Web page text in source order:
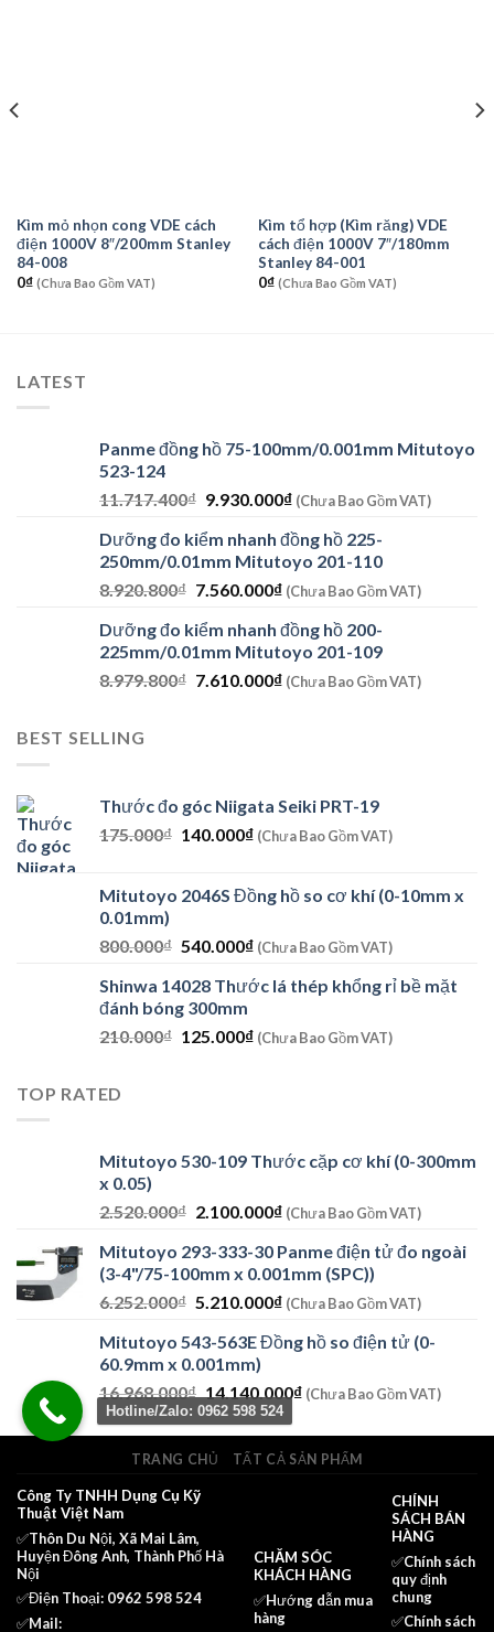
Kìm mỏ nhọn cong VDE cách
điện 1000V 8″/200mm Stanley
84-008
0₫ (Chưa Bao Gồm VAT)
Kìm tổ hợp (Kìm răng) VDE
cách điện 1000V 7″/180mm
Stanley 84-001
0₫ (Chưa Bao Gồm VAT)
LATEST
Panme đồng hồ 75-100mm/0.001mm Mitutoyo
523-124
11.717.400₫ Giá
là:
11.717.400₫.
9.930.000₫Giá
tại
là:
9.930.000₫.
(Chưa Bao Gồm VAT)
Dưỡng đo kiểm nhanh đồng hồ 225-
250mm/0.01mm Mitutoyo 201-110
8.920.800₫ Giá
là:
8.920.800₫.
7.560.000₫Giá
tại
là:
7.560.000₫.
(Chưa Bao Gồm VAT)
Dưỡng đo kiểm nhanh đồng hồ 200-
225mm/0.01mm Mitutoyo 201-109
8.979.800₫ Giá
7.610.000₫Giá
(Chưa Bao Gồm VAT)
BEST SELLING
Thước đo góc Niigata Seiki PRT-19
175.000₫ Giá
175.000₫.
140.000₫Giá
là:
(Chưa Bao Gồm VAT)
Mitutoyo 2046S Đồng hồ so cơ khí (0-10mm x
0.01mm)
800.000₫ Giá
là:
800.000₫.
540.000₫Giá
tại
540.000₫.
(Chưa Bao Gồm VAT)
Shinwa 14028 Thước lá thép khổng rỉ bề mặt
đánh bóng 300mm
210.000₫ Giá
125.000₫Giá
(Chưa Bao Gồm VAT)
TOP RATED
Mitutoyo 530-109 Thước cặp cơ khí (0-300mm
x 0.05)
2.520.000₫ Giá
là:
2.520.000₫.
2.100.000₫Giá
tại
là:
2.100.000₫.
(Chưa Bao Gồm VAT)
Mitutoyo 293-333-30 Panme điện tử đo ngoài
(3-4"/75-100mm x 0.001mm (SPC))
6.252.000₫ Giá
là:
6.252.000₫.
5.210.000₫Giá
tại
5.210.000₫.
(Chưa Bao Gồm VAT)
Mitutoyo 543-563E Đồng hồ so điện tử (0-
60.9mm x 0.001mm)
16.968.000₫ Giá
gốc
là:
16.968.000₫.
14.140.000₫Giá
tại
là:
(Chưa Bao Gồm VAT)
TRANG CHỦ TẤT CẢ SẢN PHẨM
Công Ty TNHH Dụng Cụ Kỹ
Thuật Việt Nam
✅Thôn Du Nội, Xã Mai Lâm,
Huyện Đông Anh, Thành Phố Hà
Nội
✅Điện Thoại: 0962 598 524
✅Mail:
CHĂM SÓC
KHÁCH HÀNG
✅Hướng dẫn mua
hàng
CHÍNH
SÁCH BÁN
HÀNG
✅Chính sách
quy định
chung
✅Chính sách
Hotline/Zalo: 0962 598 524